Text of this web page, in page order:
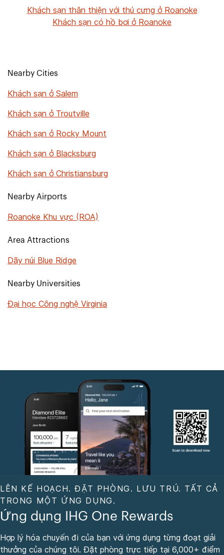
Khách sạn thân thiện với thú cưng ở Roanoke
Khách sạn có hồ bơi ở Roanoke
Nearby Cities
Khách sạn ở Salem
Khách sạn ở Troutville
Khách sạn ở Rocky Mount
Khách sạn ở Blacksburg
Khách sạn ở Christiansburg
Nearby Airports
Roanoke Khu vực (ROA)
Area Attractions
Dãy núi Blue Ridge
Nearby Universities
Đại học Công nghệ Virginia
LÊN KẾ HOẠCH. ĐẶT PHÒNG. LƯU TRÚ. TẤT CẢ
TRONG MỘT ỨNG DỤNG.
Ứng dụng IHG One Rewards
Hợp lý hóa chuyến đi của bạn với ứng dụng từng đoạt giải
thưởng của chúng tôi. Đặt phòng trực tiếp tại 6,000+ điểm